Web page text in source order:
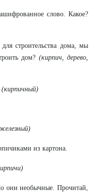
слово. Какое?
строительства дома, мы
дом? (кирпич, дерево,
(кирпичный)
из картона.
они необычные. Прочитай,